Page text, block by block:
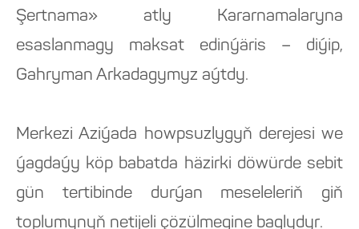
Şertnama» atly Kararnamalaryna
esaslanmagy maksat edinýäris – diýip,
Gahryman Arkadagymyz aýtdy.
Merkezi Aziýada howpsuzlygyň derejesi we
ýagdaýy köp babatda häzirki döwürde sebit
gün tertibinde durýan meseleleriň giň
toplumynyň netijeli çözülmegine baglydyr.